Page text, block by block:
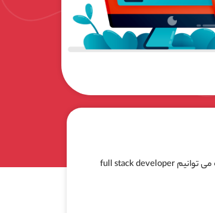
اما ممکن است این سوال برای شما پیش بیاید که برنامه نویس فول استک چیست؟ full stack developer به چه کسی گفته می شود؟ و چگونه می توانیم full stack developer